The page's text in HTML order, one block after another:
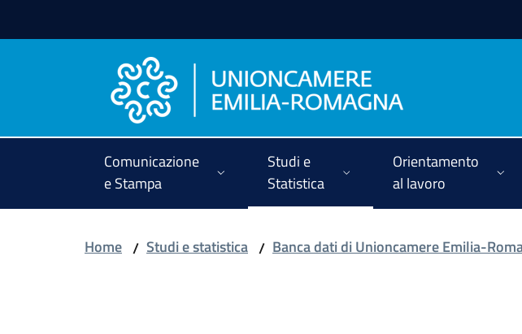
Comunicazione
e Stampa
Studi e
Statistica
Orientamento
al lavoro
Home / Studi e statistica / Banca dati di Unioncamere Emilia-